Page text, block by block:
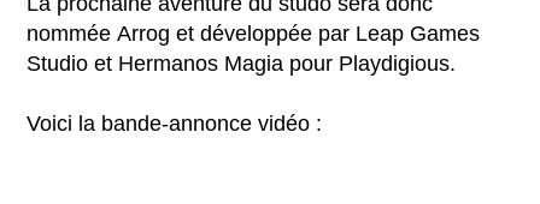
nommée Arrog et développée par Leap Games
Studio et Hermanos Magia pour Playdigious.
Voici la bande-annonce vidéo :